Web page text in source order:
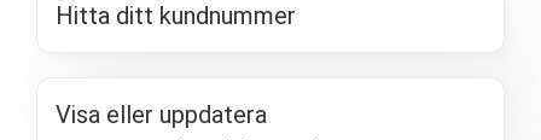
Hitta ditt kundnummer
Visa eller uppdatera